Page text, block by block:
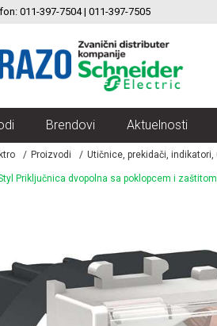
011-397-7504 | 011-397-7505
VELIKI IZBOR MODULARNIH PREKIDACA I
Brendovi Aktuelnosti
Proizvodi Utičnice, prekidači, indikatori,
Priključnica dvopolna sa poklopcem i